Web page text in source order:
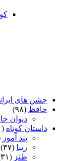
جشن های
حافظ (۹۸)
دیوان
داستان کوتاه (۱۳۰)
پند آموز
زیبا (۳۷)
طنز (۳۱)